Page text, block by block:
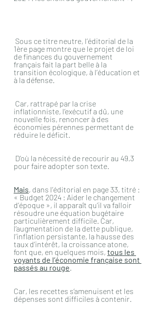
1ère page montre que le projet de loi
de finances du gouvernement
français fait la part belle à la
transition écologique, à l’éducation et
à la défense.
inflationniste, l’exécutif a dû, une
nouvelle fois, renoncer à des
économies pérennes permettant de
réduire le déficit.
pour faire adopter son texte.
Mais, dans l’éditorial en page 33, titré :
« Budget 2024 : Aider le changement
d’époque », il apparaît qu’il va falloir
résoudre une équation bugétaire
particulièrement difficile. Car,
l’augmentation de la dette publique,
l’inflation persistante, la hausse des
taux d’intérêt, la croissance atone,
font que, en quelques mois, tous les
voyants de l’économie française sont
passés au rouge.
Car, les recettes s’amenuisent et les
dépenses sont difficiles à contenir.